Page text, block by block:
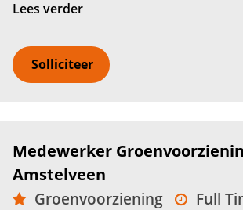
Lees verder
Solliciteer
Medewerker
Amstelveen
Groenvoorziening
Full